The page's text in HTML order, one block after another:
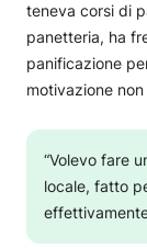
teneva corsi di
panetteria, ha
panificazione
motivazione
“Volevo fare
locale, fatto